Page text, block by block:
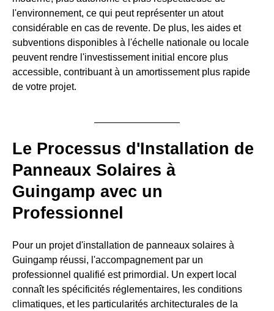
l'environnement, ce qui peut représenter un atout
considérable en cas de revente. De plus, les aides et
subventions disponibles à l'échelle nationale ou locale
peuvent rendre l'investissement initial encore plus
accessible, contribuant à un amortissement plus rapide
de votre projet.
Le Processus d'Installation de
Panneaux Solaires à
Guingamp avec un
Professionnel
Pour un projet d'installation de panneaux solaires à
Guingamp réussi, l'accompagnement par un
professionnel qualifié est primordial. Un expert local
connaît les spécificités réglementaires, les conditions
climatiques, et les particularités architecturales de la